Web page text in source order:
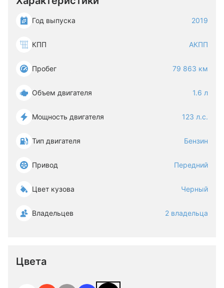
Год выпуска 2019
КПП АКПП
Пробег 79 863 км
Объем двигателя 1.6 л
Мощность двигателя 123 л.с.
Тип двигателя Бензин
Привод Передний
Цвет кузова Черный
Владельцев 2 владельца
Цвета